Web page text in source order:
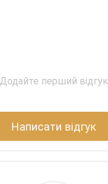
Додайте перший відгук
Написати відгук